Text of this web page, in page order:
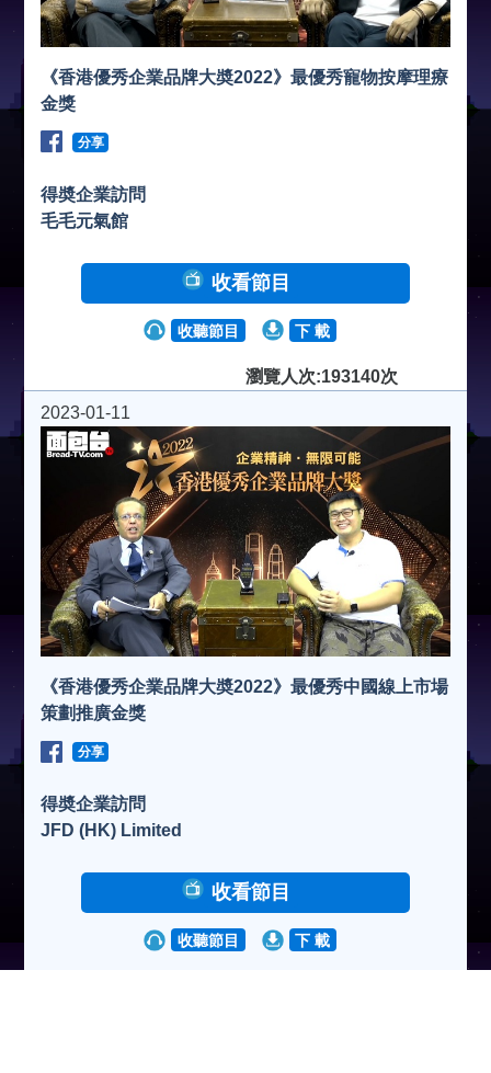
《香港優秀企業品牌大奬2022》最優秀寵物按摩理療
金獎
分享
得奬企業訪問
毛毛元氣館
收看節目
收聽節目 下 載
瀏覽人次:193140次
2023-01-11
《香港優秀企業品牌大奬2022》最優秀中國線上市場
策劃推廣金獎
分享
得奬企業訪問
JFD (HK) Limited
收看節目
收聽節目 下 載